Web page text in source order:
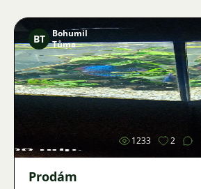
Obrázek
BT
Bohumil
Tůma
1233 2
Prodám